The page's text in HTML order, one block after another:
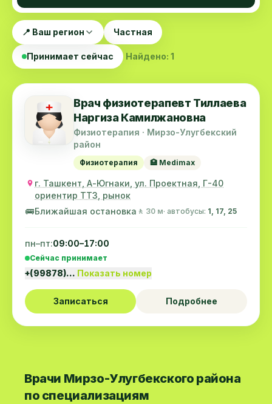
📍 Ваш регион Частная
Принимает сейчас Найдено: 1
Врач физиотерапевт Тиллаева
Наргиза Камилжановна
Физиотерапия · Мирзо-Улугбекский
район
Физиотерапия 🏥 Medimax
г. Ташкент, А-Югнаки, ул. Проектная, Г-40
ориентир ТТЗ, рынок
🚌Ближайшая остановка 🚶 30 м· автобусы: 1, 17, 25
пн–пт:09:00–17:00
Сейчас принимает
+(99878)… Показать номер
Записаться Подробнее
Врачи Мирзо-Улугбекского района
по специализациям